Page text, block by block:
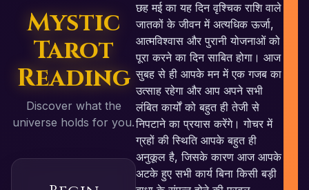
Mystic
Tarot
Reading
Discover what the
universe holds for you.
छह मई का यह दिन वृश्चिक राशि वाले
जातकों के जीवन में अत्यधिक ऊर्जा,
आत्मविश्वास और पुरानी योजनाओं को
पूरा करने का दिन साबित होगा। आज
सुबह से ही आपके मन में एक गजब का
उत्साह रहेगा और आप अपने सभी
लंबित कार्यों को बहुत ही तेजी से
निपटाने का प्रयास करेंगे। गोचर में
ग्रहों की स्थिति आपके बहुत ही
अनुकूल है, जिसके कारण आज आपके
अटके हुए सभी कार्य बिना किसी बड़ी